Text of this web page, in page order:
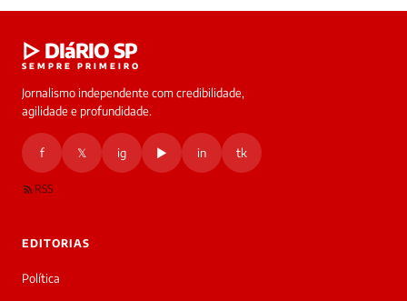
online
Oi!
▷ DIáRIO SP
SEMPRE PRIMEIRO
Jornalismo independente com credibilidade,
agilidade e profundidade.
f 𝕏 ig ▶ in tk
RSS
EDITORIAS
Política